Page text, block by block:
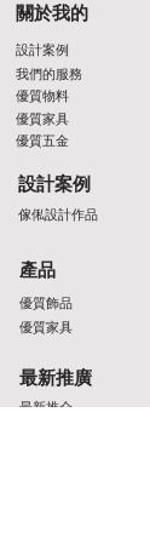
關於我的
設計案例
設計案例
我們的服務
傢俬設計作品
優質家具
優質物料
優質五金
產品
優質家具
優質飾品
最新推介
最新推廣